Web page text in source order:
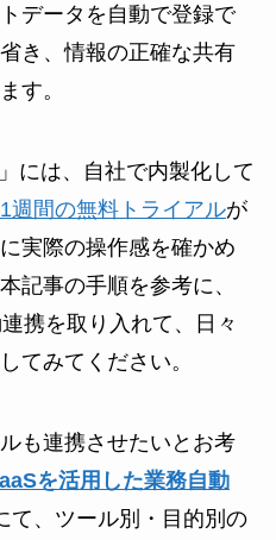
データを自動で登録で
き、情報の正確な共有
す。
には、自社で内製化して
1週間の無料トライアルが
実際の操作感を確かめ
記事の手順を参考に、
携を取り入れて、日々
てみてください。
も連携させたいとお考
を活用した業務自動
て、ツール別・目的別の